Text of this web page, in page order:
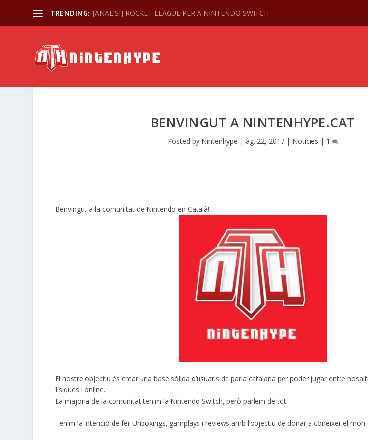
TRENDING: [ANÀLISI] ROCKET LEAGUE PER A NINTENDO SWITCH
BENVINGUT A NINTENHYPE.CAT
Posted by Nintenhype |ag. 22, 2017 | Notícies | 1
Benvingut a la comunitat de Nintendo en Català!
El nostre objectiu és crear una base sólida d’usuaris de parla catalana per poder jugar entre
físiques i online.
La majoria de la comunitat tenim la Nintendo Switch, però parlem de tot.
Tenim la intenció de fer Unboxings, gamplays i reviews amb l’objectiu de donar a coneixer el mon